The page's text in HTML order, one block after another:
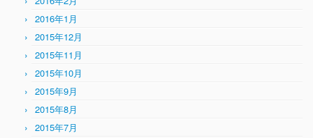
2016年1月
2015年12月
2015年11月
2015年10月
2015年9月
2015年8月
2015年7月